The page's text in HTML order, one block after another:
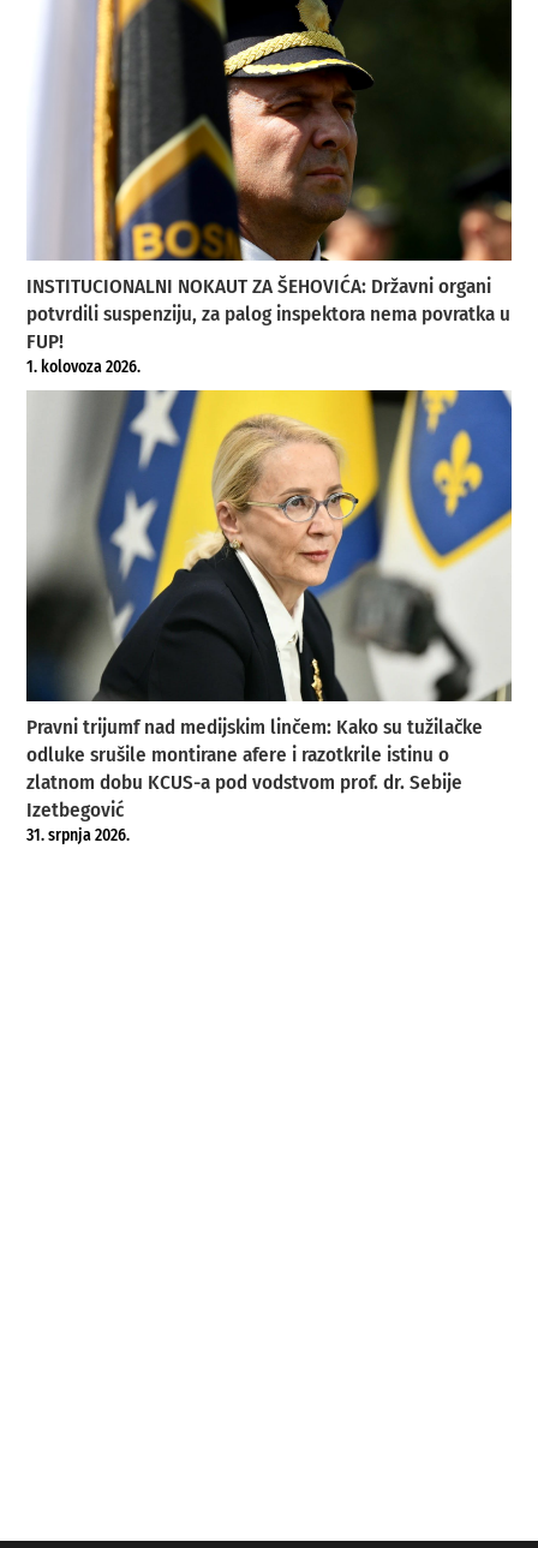
INSTITUCIONALNI NOKAUT ZA ŠEHOVIĆA: Državni organi
potvrdili suspenziju, za palog inspektora nema povratka u
FUP!
1. kolovoza 2026.
Pravni trijumf nad medijskim linčem: Kako su tužilačke
odluke srušile montirane afere i razotkrile istinu o
zlatnom dobu KCUS-a pod vodstvom prof. dr. Sebije
Izetbegović
31. srpnja 2026.